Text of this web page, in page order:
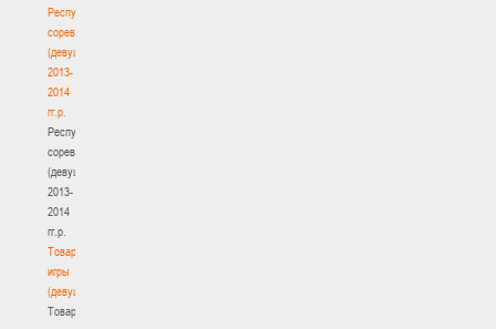
Республиканские
соревнования
(девушки)
2013-
2014
гг.р.
Республиканские
соревнования
(девушки)
2013-
2014
гг.р.
Товарищеские
игры
(девушки)
Товарищеские